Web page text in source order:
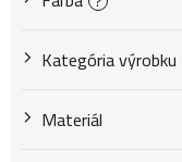
k Kategória výrobku
Materiál